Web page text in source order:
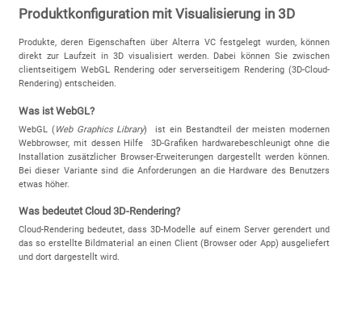
Produktkonfiguration mit Visualisierung in 3D
Produkte, deren Eigenschaften über Alterra VC festgelegt wurden, können
direkt zur Laufzeit in 3D visualisiert werden. Dabei können Sie zwischen
clientseitigem WebGL Rendering oder serverseitigem Rendering (3D-Cloud-
Rendering) entscheiden.
Was ist WebGL?
WebGL (Web Graphics Library) ist ein Bestandteil der meisten modernen
Webbrowser, mit dessen Hilfe 3D-Grafiken hardwarebeschleunigt ohne die
Installation zusätzlicher Browser-Erweiterungen dargestellt werden können.
Bei dieser Variante sind die Anforderungen an die Hardware des Benutzers
etwas höher.
Was bedeutet Cloud 3D-Rendering?
Cloud-Rendering bedeutet, dass 3D-Modelle auf einem Server gerendert und
das so erstellte Bildmaterial an einen Client (Browser oder App) ausgeliefert
und dort dargestellt wird.